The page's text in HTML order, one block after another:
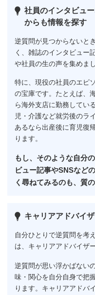
社員のインタビュ
からも情報を探す
逆質問が見つからないと
く、雑誌のインタビュー
や社員の生の声を集めまし
特に、現役の社員のエピ
の宝庫です。たとえば、
ら海外支店に勤務してい
児・介護など就労後のラ
あるなら出産後に育児復
ります。
もし、そのような自分
ビュー記事やSNSなど
く尋ねてみるのも、質
キャリアアドバイ
自分ひとりで逆質問を考
は、キャリアアドバイザ
逆質問が思い浮かばないの
味・関心を自分自身で把
ります。キャリアアドバ